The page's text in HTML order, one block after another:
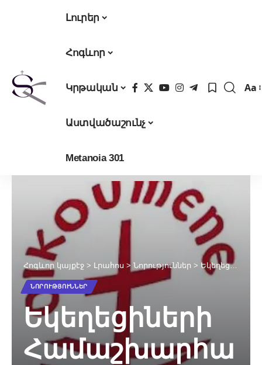
Լուրեր
Հոգևոր
Կրթական
Աստվածաշունչ
Metanoia 301
Aa
Հոգևոր կայքէջ > Լրահոս > Նորություններ > Եկեղեցիների Համաշխարհային Խորհրդի հայտարարությունը Ադրբեջանի ագրեսիայի վերաբերյալ
ՆՈՐՈՒԹՅՈՒՆՆԵՐ
Եկեղեցիների
Համաշխարհա